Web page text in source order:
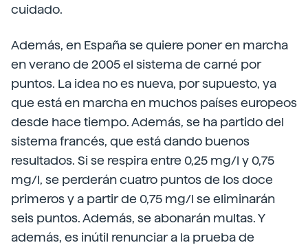
cuidado.
Además, en España se quiere poner en marcha
en verano de 2005 el sistema de carné por
puntos. La idea no es nueva, por supuesto, ya
que está en marcha en muchos países europeos
desde hace tiempo. Además, se ha partido del
sistema francés, que está dando buenos
resultados. Si se respira entre 0,25 mg/l y 0,75
mg/l, se perderán cuatro puntos de los doce
primeros y a partir de 0,75 mg/l se eliminarán
seis puntos. Además, se abonarán multas. Y
además, es inútil renunciar a la prueba de